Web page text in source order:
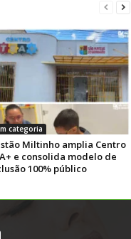
categoria
Miltinho amplia Centro
e consolida modelo de
100% público